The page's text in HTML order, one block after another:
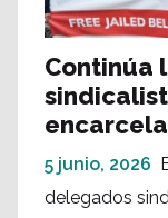
Continúa
5 junio, 2026
delegados